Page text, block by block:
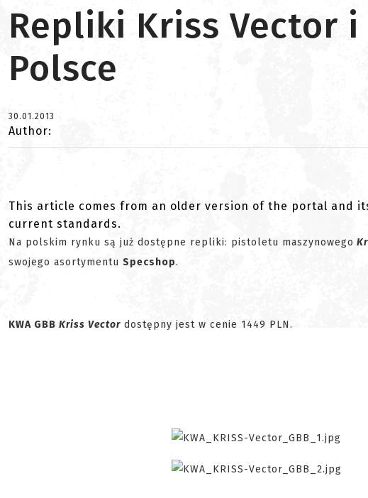
Repliki Kriss Vector
Polsce
30.01.2013
Author:
This article comes from an older version of the portal and
current standards.
Na polskim rynku są już dostępne repliki: pistoletu maszynowego
swojego asortymentu Specshop.
KWA GBB Kriss Vector dostępny jest w cenie 1449 PLN.